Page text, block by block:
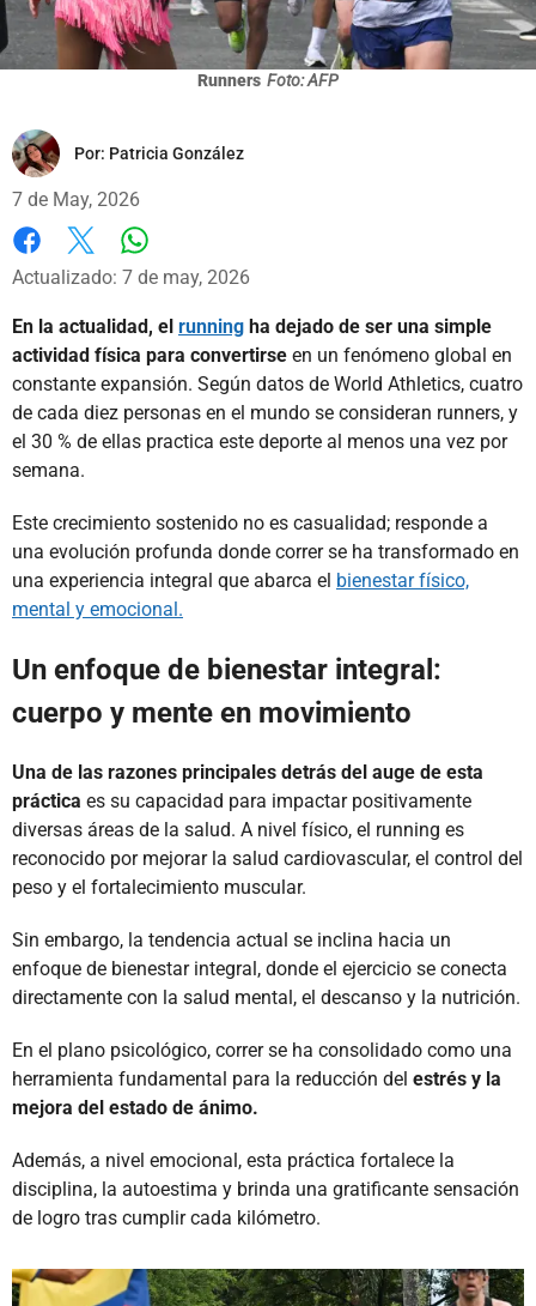
Runners Foto: AFP
Por: Patricia González
7 de May, 2026
Facebook
X
Actualizado: 7 de may, 2026
En la actualidad, el running ha dejado de ser una simple
actividad física para convertirse en un fenómeno global en
constante expansión. Según datos de World Athletics, cuatro
de cada diez personas en el mundo se consideran runners, y
el 30 % de ellas practica este deporte al menos una vez por
semana.
Este crecimiento sostenido no es casualidad; responde a
una evolución profunda donde correr se ha transformado en
una experiencia integral que abarca el bienestar físico,
mental y emocional.
Un enfoque de bienestar integral:
cuerpo y mente en movimiento
Una de las razones principales detrás del auge de esta
práctica es su capacidad para impactar positivamente
diversas áreas de la salud. A nivel físico, el running es
reconocido por mejorar la salud cardiovascular, el control del
peso y el fortalecimiento muscular.
Sin embargo, la tendencia actual se inclina hacia un
enfoque de bienestar integral, donde el ejercicio se conecta
directamente con la salud mental, el descanso y la nutrición.
En el plano psicológico, correr se ha consolidado como una
herramienta fundamental para la reducción del estrés y la
mejora del estado de ánimo.
Además, a nivel emocional, esta práctica fortalece la
disciplina, la autoestima y brinda una gratificante sensación
de logro tras cumplir cada kilómetro.